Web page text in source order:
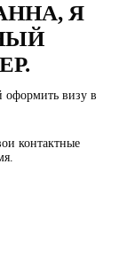
Я
оформить визу в
контактные